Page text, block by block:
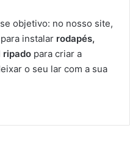
objetivo: no nosso site,
instalar rodapés,
ripado para criar a
o seu lar com a sua